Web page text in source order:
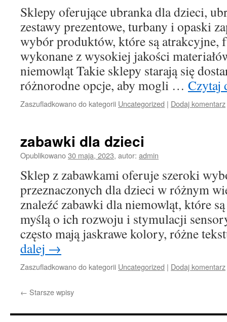
Sklepy oferujące ubranka dla dzieci,
zestawy prezentowe, turbany i opaski
wybór produktów, które są atrakcyjne,
wykonane z wysokiej jakości
niemowląt Takie sklepy starają się
różnorodne opcje, aby mogli … Czytaj
Zaszufladkowano do kategorii Uncategorized | Dodaj komentarz
zabawki dla dzieci
Opublikowano30 maja, 2023, autor: admin
Sklep z zabawkami oferuje szeroki
przeznaczonych dla dzieci w różnym
znaleźć zabawki dla niemowląt, które
myślą o ich rozwoju i stymulacji
często mają jaskrawe kolory, różne
dalej →
Zaszufladkowano do kategorii Uncategorized | Dodaj komentarz
← Starsze wpisy